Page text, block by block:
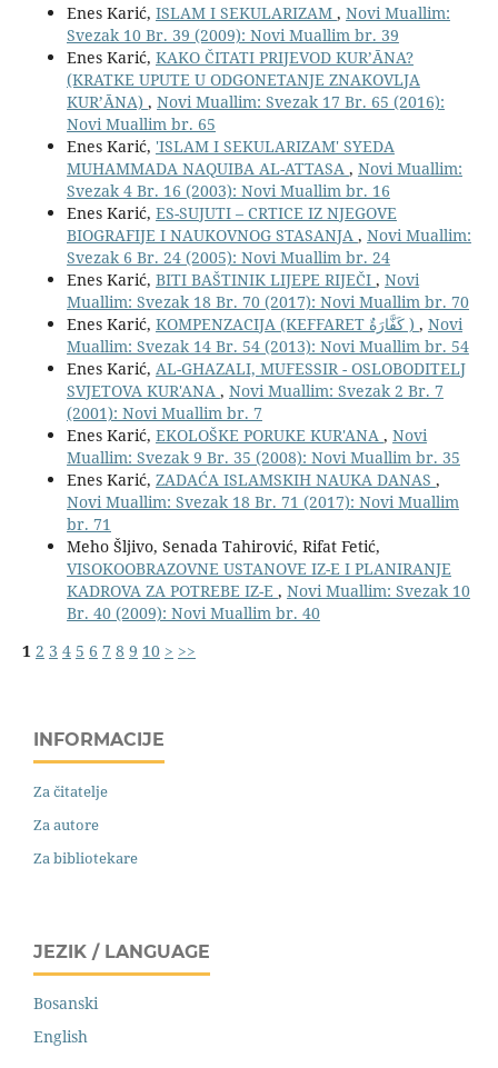
Enes Karić, ISLAM I SEKULARIZAM , Novi Muallim:
Svezak 10 Br. 39 (2009): Novi Muallim br. 39
Enes Karić, KAKO ČITATI PRIJEVOD KUR’ĀNA?
(KRATKE UPUTE U ODGONETANJE ZNAKOVLJA
KUR’ĀNA) , Novi Muallim: Svezak 17 Br. 65 (2016):
Novi Muallim br. 65
Enes Karić, 'ISLAM I SEKULARIZAM' SYEDA
MUHAMMADA NAQUIBA AL-ATTASA , Novi Muallim:
Svezak 4 Br. 16 (2003): Novi Muallim br. 16
Enes Karić, ES-SUJUTI – CRTICE IZ NJEGOVE
BIOGRAFIJE I NAUKOVNOG STASANJA , Novi Muallim:
Svezak 6 Br. 24 (2005): Novi Muallim br. 24
Enes Karić, BITI BAŠTINIK LIJEPE RIJEČI , Novi
Muallim: Svezak 18 Br. 70 (2017): Novi Muallim br. 70
Enes Karić,
KOMPENZACIJA (KEFFARET كَفَّارَةٌ ) , Novi
Muallim: Svezak 14 Br. 54 (2013): Novi Muallim br. 54
Enes Karić, AL-GHAZALI, MUFESSIR - OSLOBODITELJ
SVJETOVA KUR'ANA , Novi Muallim: Svezak 2 Br. 7
(2001): Novi Muallim br. 7
Enes Karić, EKOLOŠKE PORUKE KUR'ANA , Novi
Muallim: Svezak 9 Br. 35 (2008): Novi Muallim br. 35
Enes Karić, ZADAĆA ISLAMSKIH NAUKA DANAS ,
Novi Muallim: Svezak 18 Br. 71 (2017): Novi Muallim
br. 71
Meho Šljivo, Senada Tahirović, Rifat Fetić,
VISOKOOBRAZOVNE USTANOVE IZ-E I PLANIRANJE
KADROVA ZA POTREBE IZ-E , Novi Muallim: Svezak 10
Br. 40 (2009): Novi Muallim br. 40
1 2 3 4 5 6 7 8 9 10 > >>
INFORMACIJE
Za čitatelje
Za autore
Za bibliotekare
JEZIK / LANGUAGE
Bosanski
English